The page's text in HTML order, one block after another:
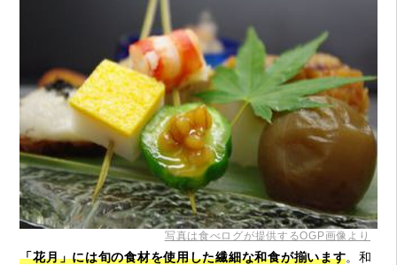
写真は食べログが提供するOGP画像より
「花月」には旬の食材を使用した繊細な和食が揃います。和